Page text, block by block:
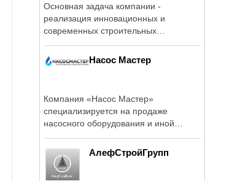
Основная задача компании -
реализация инновационных и
современных строительных
Насос Мастер
Компания «Насос Мастер»
специализируется на продаже
насосного оборудования и иной
АлефСтройГрупп